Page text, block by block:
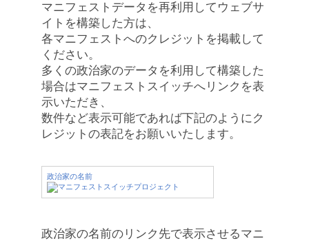
マニフェストデータを再利用してウェブサ
イトを構築した方は、
各マニフェストへのクレジットを掲載して
ください。
多くの政治家のデータを利用して構築した
場合はマニフェストスイッチへリンクを表
示いただき、
数件など表示可能であれば下記のようにク
レジットの表記をお願いいたします。
政治家の名前
政治家の名前のリンク先で表示させるマニ